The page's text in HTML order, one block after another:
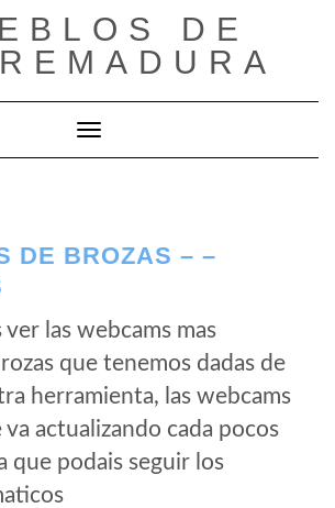
DE
Cambiar modo de navegación
DE BROZAS – –
las webcams mas
que tenemos dadas de
herramienta, las webcams
va actualizando cada pocos
que podais seguir los